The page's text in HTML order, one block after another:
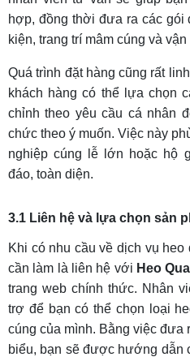
hợp, đồng thời đưa ra các gói
kiện, trang trí mâm cúng và vận
Quá trình đặt hàng cũng rất
khách hàng có thể lựa chọn
chỉnh theo yêu cầu cá nhân
chức theo ý muốn. Việc này
nghiệp cúng lễ lớn hoặc hộ
đáo, toàn diện.
3.1 Liên hệ và lựa chọn sản
Khi có nhu cầu về dịch vụ
cần làm là liên hệ với Heo
trang web chính thức. Nhân
trợ để bạn có thể chọn loại
cúng của mình. Bằng việc đưa
biểu, bạn sẽ được hướng dẫn